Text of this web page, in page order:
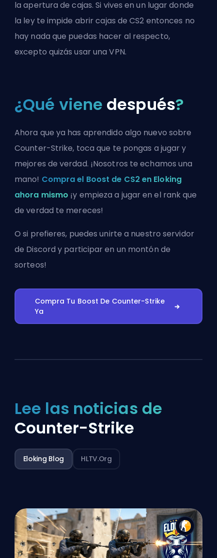
la apertura de cajas. Si vives en un lugar donde
la ley te impide abrir cajas de CS2 entonces no
hay nada que puedas hacer al respecto,
excepto quizás usar una VPN.
¿Qué viene después?
Ahora que ya has aprendido algo nuevo sobre
Counter-Strike, toca que te pongas a jugar y
mejores de verdad. ¡Nosotros te echamos una
mano! Compra el Boost de CS2 en Eloking
ahora mismo ¡y empieza a jugar en el rank que
de verdad te mereces!
O si prefieres, puedesunirte a nuestro servidor
de Discord y participar en un montón de
sorteos!
Compra Tu Boost De Counter-Strike
Ya
Lee las noticias de
Counter-Strike
Eloking Blog HLTV.org